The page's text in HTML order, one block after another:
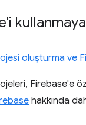
oluşturma ve
Firebase'e
hakkında